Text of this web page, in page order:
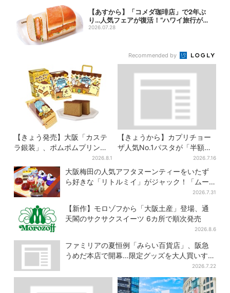
【あすから】「コメダ珈琲店」で2年ぶ
り…人気フェアが復活！“ハワイ旅行が当
たる”...
2026.07.28
Recommended by
【きょう発売】大阪「カステ
ラ銀装」、ポムポムプリンと
初コラボ 紙袋まで限定デザ
インに
2026.8.1
【きょうから】カプリチョー
ザ人気No.1パスタが「半額」
に！大創業祭の第2弾まもなく
スタート
2026.7.16
大阪梅田の人気アフタヌーンティーをいたず
ら好きな「リトルミイ」がジャック！「ムー
2026.7.31
【新作】モロゾフから「大阪土産」登場、通
天閣のサクサクスイーツ 6カ所で順次発売
2026.8.6
ファミリアの夏恒例「みらい百貨店」、阪急
うめだ本店で開幕…限定グッズを大人買いする
2026.7.22